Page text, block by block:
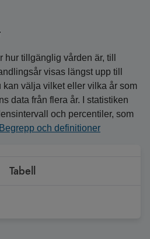
hur tillgänglig vården är, till
visas längst upp till
kan välja vilket eller vilka år som
data från flera år. I statistiken
och percentiler, som
Begrepp och definitioner
Tabell